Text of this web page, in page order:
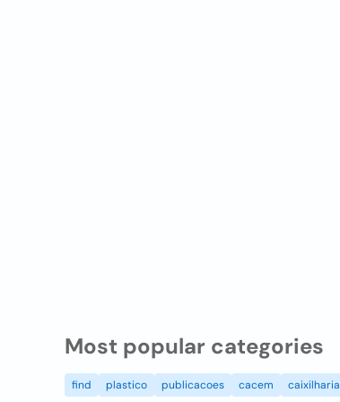
Most popular categories
find plastico publicacoes cacem caixilharia